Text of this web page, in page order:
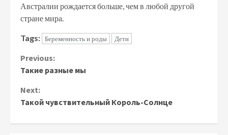
Австралии рождается больше, чем в любой другой
стране мира.
Tags: Беременность и роды Дети
Continue
Reading
Previous:
Такие разные мы
Next:
Такой чувствительный Король-Солнце